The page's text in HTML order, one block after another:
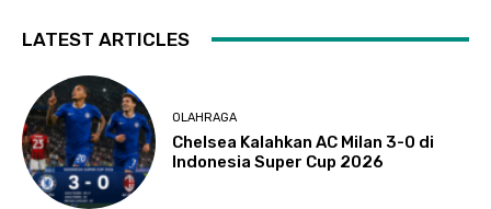
LATEST ARTICLES
OLAHRAGA
Chelsea Kalahkan AC Milan 3-0 di
Indonesia Super Cup 2026